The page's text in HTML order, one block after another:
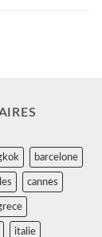
barcelone
cannes
italie